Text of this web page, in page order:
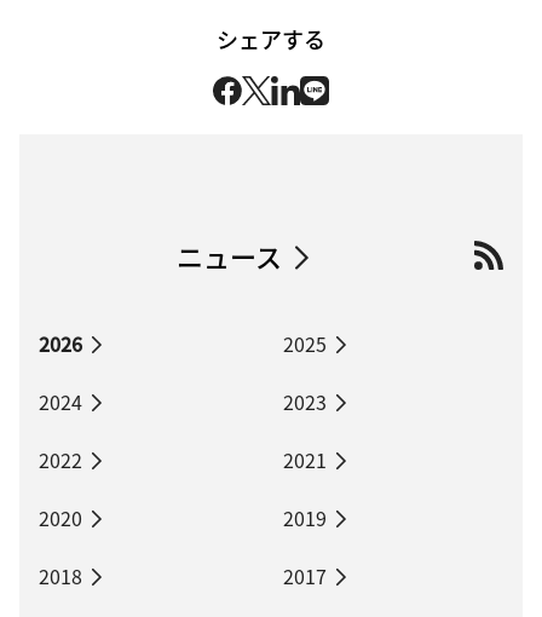
シェアする
ニュース
2026
2025
2024
2023
2022
2021
2020
2019
2018
2017